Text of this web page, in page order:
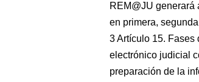
REM@JU generará
en primera,
3 Artículo 15. Fases
electrónico judicial
preparación de la